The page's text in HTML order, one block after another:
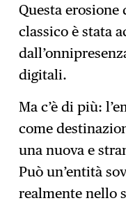
Questa erosione
classico è stata
digitali.
Ma c’è di più:
come
una nuova e
Può un’entità
realmente nello